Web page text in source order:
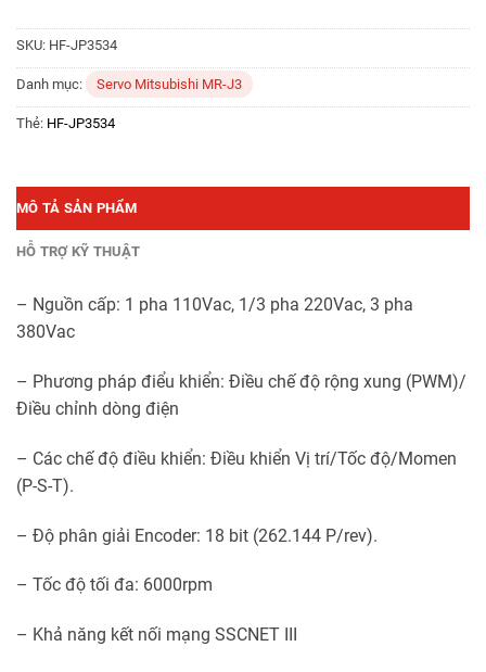
SKU: HF-JP3534
Danh mục: Servo Mitsubishi MR-J3
Thẻ: HF-JP3534
MÔ TẢ SẢN PHẨM
HỖ TRỢ KỸ THUẬT
– Nguồn cấp: 1 pha 110Vac, 1/3 pha 220Vac, 3 pha
380Vac
– Phương pháp điểu khiển: Điều chế độ rộng xung (PWM)/
Điều chỉnh dòng điện
– Các chế độ điều khiển: Điều khiển Vị trí/Tốc độ/Momen
(P-S-T).
– Độ phân giải Encoder: 18 bit (262.144 P/rev).
– Tốc độ tối đa: 6000rpm
– Khả năng kết nối mạng SSCNET III